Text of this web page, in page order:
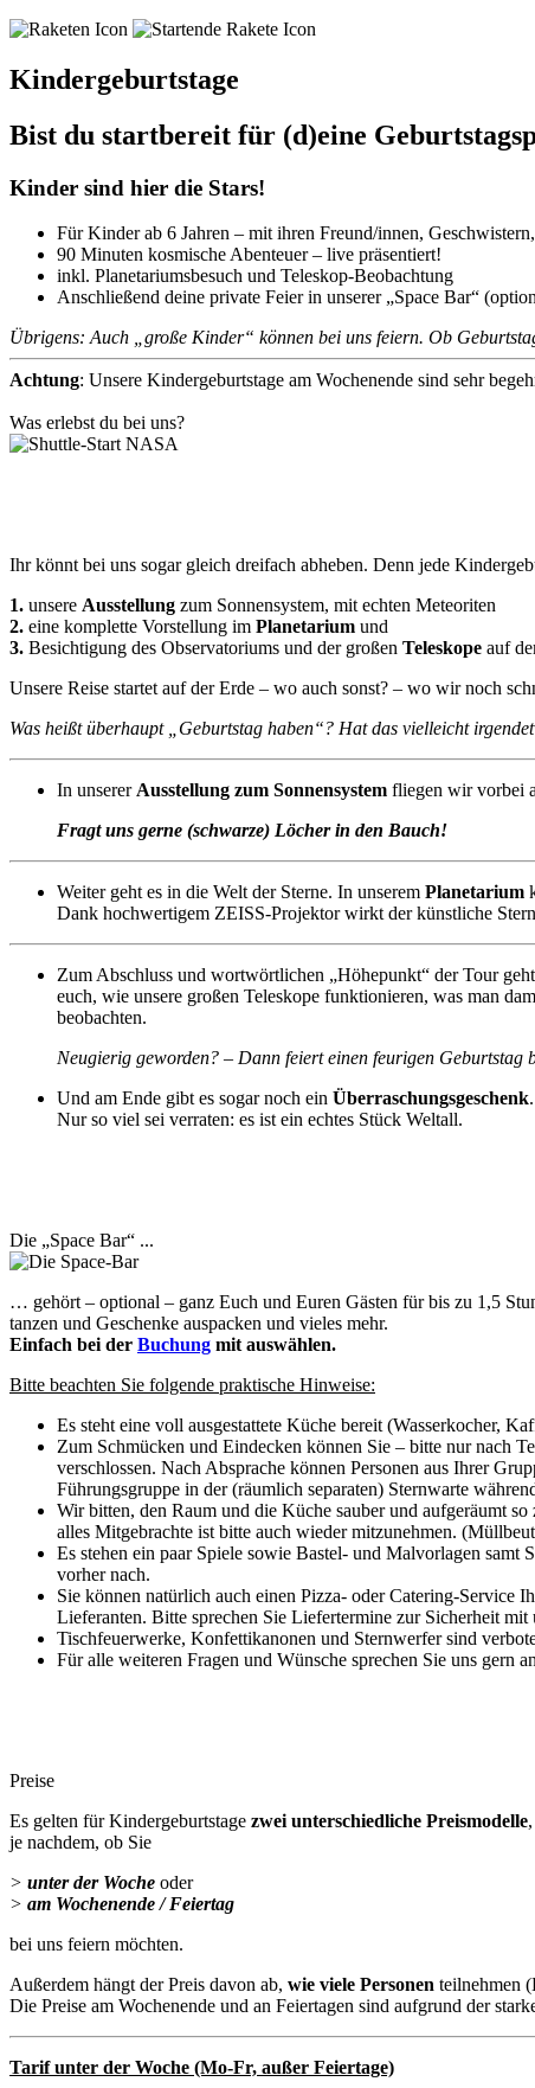
Kindergeburtstage
Bist du startbereit für (d)eine
Kinder sind hier die Stars!
Für Kinder ab 6 Jahren – mit ihren Freund/innen,
90 Minuten kosmische Abenteuer – live präsentiert!
inkl. Planetariumsbesuch und Teleskop-Beobachtung
Anschließend deine private Feier in unserer „Space Bar“
Übrigens: Auch „große Kinder“ können bei uns feiern. Ob
Achtung: Unsere Kindergeburtstage am Wochenende sind sehr
Was erlebst du bei uns?
Ihr könnt bei uns sogar gleich dreifach abheben. Denn jede
1. unsere Ausstellung zum Sonnensystem, mit echten Meteoriten
2. eine komplette Vorstellung im Planetarium und
3. Besichtigung des Observatoriums und der großen Teleskope auf
Unsere Reise startet auf der Erde – wo auch sonst? – wo wir noch
Was heißt überhaupt „Geburtstag haben“? Hat das vielleicht
In unsererAusstellung zum Sonnensystem fliegen wir vorbei
Fragt uns gerne (schwarze) Löcher in den Bauch!
Weiter geht es in die Welt der Sterne. In unserem Planetarium
Dank hochwertigem ZEISS-Projektor wirkt der künstliche
Zum Abschluss und wortwörtlichen „Höhepunkt“ der Tour
euch, wie unsere großen Teleskope funktionieren, was man
beobachten.
Neugierig geworden? – Dann feiert einen feurigen Geburtstag
Und am Ende gibt es sogar noch ein Überraschungsgeschenk.
Nur so viel sei verraten: es ist ein echtes Stück Weltall.
Die „Space Bar“ ...
… gehört – optional – ganz Euch und Euren Gästen für bis zu 1,5
tanzen und Geschenke auspacken und vieles mehr.
Einfach bei der Buchung mit auswählen.
Bitte beachten Sie folgende praktische Hinweise:
Es steht eine voll ausgestattete Küche bereit (Wasserkocher,
Zum Schmücken und Eindecken können Sie – bitte nur nach
verschlossen. Nach Absprache können Personen aus Ihrer
Führungsgruppe in der (räumlich separaten) Sternwarte
Wir bitten, den Raum und die Küche sauber und aufgeräumt
alles Mitgebrachte ist bitte auch wieder mitzunehmen.
Es stehen ein paar Spiele sowie Bastel- und Malvorlagen
vorher nach.
Sie können natürlich auch einen Pizza- oder Catering-Service
Lieferanten. Bitte sprechen Sie Liefertermine zur Sicherheit mit
Tischfeuerwerke, Konfettikanonen und Sternwerfer sind
Für alle weiteren Fragen und Wünsche sprechen Sie uns gern
Preise
Es gelten für Kindergeburtstage zwei unterschiedliche Preismodelle,
je nachdem, ob Sie
> unter der Woche oder
> am Wochenende / Feiertag
bei uns feiern möchten.
Außerdem hängt der Preis davon ab, wie viele Personen teilnehmen
Die Preise am Wochenende und an Feiertagen sind aufgrund der
Tarif unter der Woche (Mo-Fr, außer Feiertage)